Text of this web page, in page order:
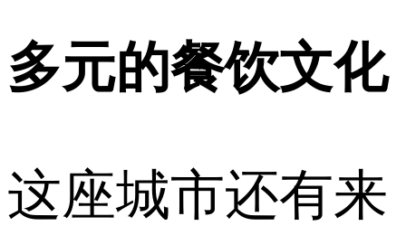
多元的餐饮文化
这座城市还有来